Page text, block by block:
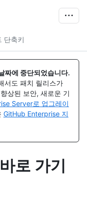
단축키
짜에 중단되었습니다.
서도 패치 릴리스가
상된 보안, 새로운 기
Server로 업그레이
GitHub Enterprise 지
로 가기